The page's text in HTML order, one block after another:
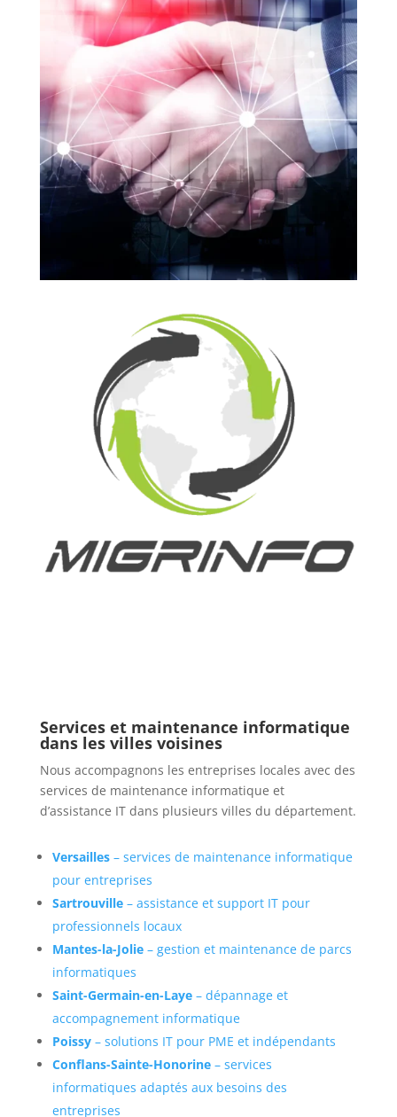
Services et maintenance informatique
dans les villes voisines
Nous accompagnons les entreprises locales avec des
services de maintenance informatique et
d’assistance IT dans plusieurs villes du département.
Versailles– services de maintenance informatique
pour entreprises
Sartrouville – assistance et support IT pour
professionnels locaux
Mantes-la-Jolie– gestion et maintenance de parcs
informatiques
Saint-Germain-en-Laye– dépannage et
accompagnement informatique
Poissy – solutions IT pour PME et indépendants
Conflans-Sainte-Honorine– services
informatiques adaptés aux besoins des
entreprises